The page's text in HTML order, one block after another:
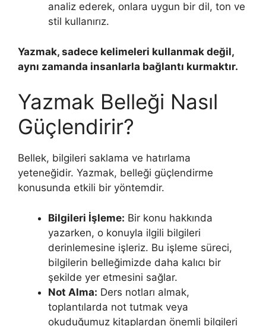
analiz ederek, onlara uygun bir dil, ton ve
stil kullanırız.
Yazmak, sadece kelimeleri kullanmak değil,
aynı zamanda insanlarla bağlantı kurmaktır.
Yazmak Belleği Nasıl
Güçlendirir?
Bellek, bilgileri saklama ve hatırlama
yeteneğidir. Yazmak, belleği güçlendirme
konusunda etkili bir yöntemdir.
Bilgileri İşleme: Bir konu hakkında
yazarken, o konuyla ilgili bilgileri
derinlemesine işleriz. Bu işleme süreci,
bilgilerin belleğimizde daha kalıcı bir
şekilde yer etmesini sağlar.
Not Alma: Ders notları almak,
toplantılarda not tutmak veya
okuduğumuz kitaplardan önemli bilgileri